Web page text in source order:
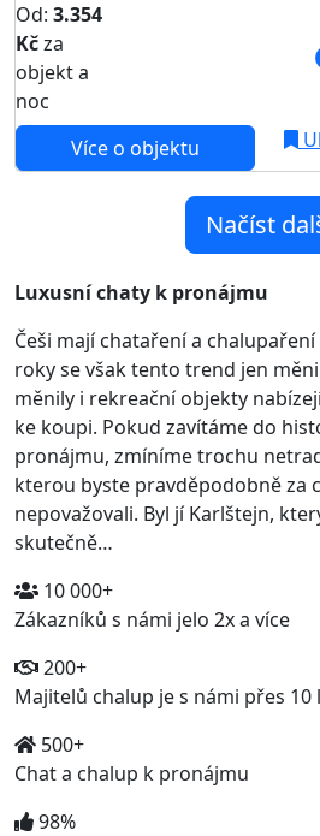
Od: 3.354
Kčza
objekt a
noc
Více o objektu
Načíst
Luxusní chaty k pronájmu
Češi mají chataření a
roky se však tento trend jen
měnily i rekreační objekty
ke koupi. Pokud zavítáme do
pronájmu, zmíníme trochu
kterou byste pravděpodobně za
nepovažovali. Byl jí Karlštejn,
skutečně…
10 000+
Zákazníků s námi jelo 2x a více
200+
Majitelů chalup je s námi přes 10
500+
Chat a chalup k pronájmu
98%